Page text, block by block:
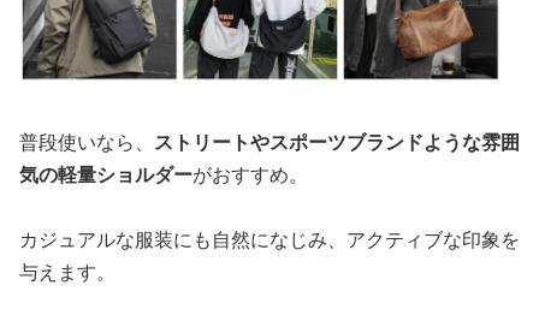
普段使いなら、 ストリートやスポーツブランドような雰囲
気の軽量ショルダーがおすすめ。
カジュアルな服装にも自然になじみ、アクティブな印象を
与えます。